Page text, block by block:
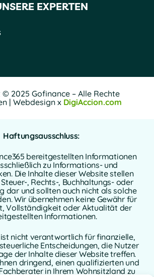
EXPERTEN
2025 Gofinance – Alle Rechte
| Webdesign x DigiAccion.com
Haftungsausschluss:
bereitgestellten Informationen
zu Informations- und
Die Inhalte dieser Website stellen
, Rechts-, Buchhaltungs- oder
dar und sollten auch nicht als solche
Wir übernehmen keine Gewähr für
Vollständigkeit oder Aktualität der
Informationen.
ist nicht verantwortlich für finanzielle,
Entscheidungen, die Nutzer
der Inhalte dieser Website treffen.
dringend, einen qualifizierten und
in Ihrem Wohnsitzland zu